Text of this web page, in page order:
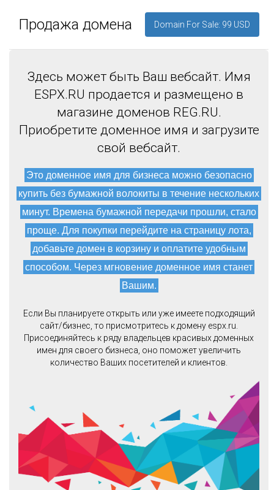
Domain For Sale: 99 USD
Продажа домена
Здесь может быть Ваш вебсайт. Имя
ESPX.RU продается и размещено в
магазине доменов REG.RU.
Приобретите доменное имя и загрузите
свой вебсайт.
Это доменное имя для бизнеса можно безопасно
купить без бумажной волокиты в течение нескольких
минут. Времена бумажной передачи прошли, стало
проще. Для покупки перейдите на страницу лота,
добавьте домен в корзину и оплатите удобным
способом. Через мгновение доменное имя станет
Вашим.
Если Вы планируете открыть или уже имеете подходящий
сайт/бизнес, то присмотритесь к домену espx.ru.
Присоединяйтесь к ряду владельцев красивых доменных
имен для своего бизнеса, оно поможет увеличить
количество Ваших посетителей и клиентов.